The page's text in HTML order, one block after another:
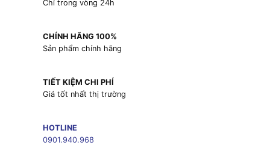
Chỉ trong vòng 24h
CHÍNH HÃNG 100%
Sản phẩm chính hãng
TIẾT KIỆM CHI PHÍ
Giá tốt nhất thị trường
HOTLINE
0901.940.968